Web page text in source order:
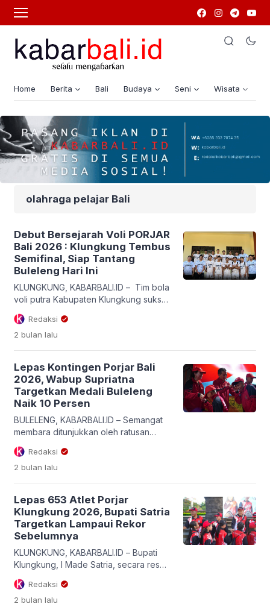
Home Berita Bali Budaya Seni Wisata
olahraga pelajar Bali
Debut Bersejarah Voli PORJAR
Bali 2026 : Klungkung Tembus
Semifinal, Siap Tantang
Buleleng Hari Ini
KLUNGKUNG, KABARBALI.ID – Tim bola
voli putra Kabupaten Klungkung sukses
mengukir sejarah baru dalam
keikutsertaan perdana mereka di ajang
Pekan Olahraga Pelajar (PORJAR)
langsung menjelma menjadi tim kuda
hitam dan memastikan satu tiket di
babak semifinal, Selasa (9/6/2026) hari
ini. Langkah impresif anak-anak asuh
Persatuan […]
Redaksi
2 bulan lalu
Lepas Kontingen Porjar Bali
2026, Wabup Supriatna
Targetkan Medali Buleleng
Naik 10 Persen
BULELENG, KABARBALI.ID – Semangat
membara ditunjukkan oleh ratusan
patriot olahraga muda Den Bukit. Wakil
Bupati Buleleng yang juga menjabat
sebagai Ketua Umum KONI Kabupaten
berlaga di Pekan Olahraga Pelajar
(Porjar) Provinsi Bali 2026. Prosesi
pelepasan yang berlangsung khidmat
dan penuh antusiasme ini digelar di
Gedung […]
Redaksi
2 bulan lalu
Lepas 653 Atlet Porjar
Klungkung 2026, Bupati Satria
Targetkan Lampaui Rekor
Sebelumnya
KLUNGKUNG, KABARBALI.ID – Bupati
Klungkung, I Made Satria, secara resmi
melepas rombongan Kontingen
Kabupaten Klungkung yang akan
bertolak menuju ajang Pekan Olahraga
Redaksi
2 bulan lalu